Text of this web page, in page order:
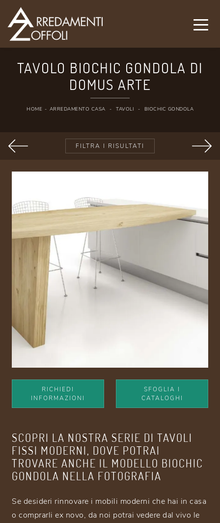
TAVOLO BIOCHIC GONDOLA DI
DOMUS ARTE
HOME - ARREDAMENTO CASA - TAVOLI - BIOCHIC GONDOLA
FILTRA I RISULTATI
RICHIEDI
INFORMAZIONI
SFOGLIA I
CATALOGHI
SCOPRI LA NOSTRA SERIE DI TAVOLI
FISSI MODERNI, DOVE POTRAI
TROVARE ANCHE IL MODELLO BIOCHIC
GONDOLA NELLA FOTOGRAFIA
Se desideri rinnovare i mobili moderni che hai in casa
o comprarli ex novo, da noi potrai vedere dal vivo le